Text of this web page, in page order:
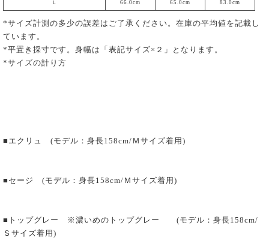
Ｌ 66.0cm 65.0cm 83.0cm
*サイズ計測の多少の誤差はご了承ください。在庫の平均値を記載し
ています。
*平置き採寸です。身幅は「表記サイズ×２」となります。
*サイズの計り方
■エクリュ (モデル：身長158cm/Ｍサイズ着用)
■セージ (モデル：身長158cm/Ｍサイズ着用)
■トップグレー ※濃いめのトップグレー (モデル：身長158cm/
Ｓサイズ着用)